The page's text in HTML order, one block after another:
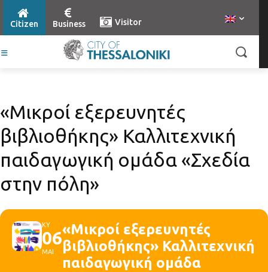
Citizen Business Visitor
«Μικροί εξερευνητές
βιβλιοθήκης» Καλλιτεχνική
παιδαγωγική ομάδα «Σχεδία
στην πόλη»
ΚΥ
06
ΜΑΙ
«Μικροί εξερευνητές
βιβλιοθήκης» Καλλιτεχνική
παιδαγωγική ομάδα